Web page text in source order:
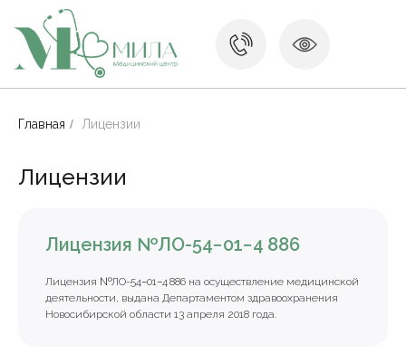
Главная / Лицензии
Лицензии
Лицензия №ЛО-54−01−4 886
Лицензия №ЛО-54−01−4 886 на осуществление медицинской
деятельности, выдана Департаментом здравоохранения
Новосибирской области 13 апреля 2018 года.
Услуги